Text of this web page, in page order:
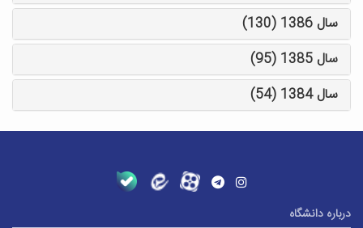
سال 1386 (130)
سال 1385 (95)
سال 1384 (54)
درباره دانشگاه